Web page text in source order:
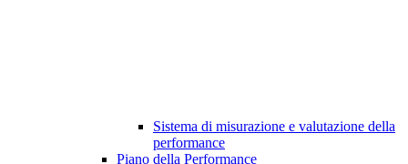
Sistema di misurazione e valutazione della
performance
Piano della Performance